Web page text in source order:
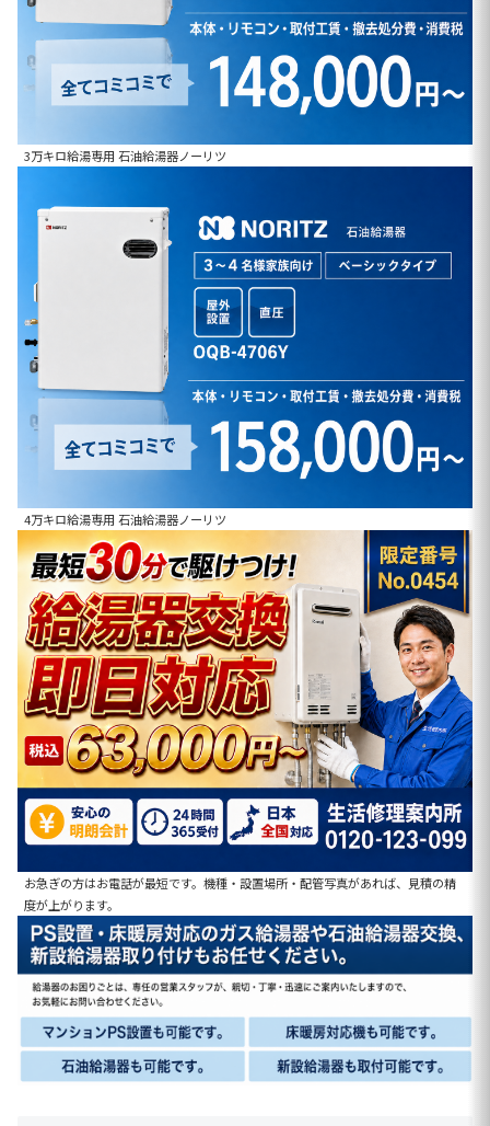
3万キロ給湯専用 石油給湯器ノーリツ
4万キロ給湯専用 石油給湯器ノーリツ
お急ぎの方はお電話が最短です。機種・設置場所・配管写真があれば、見積の精
度が上がります。